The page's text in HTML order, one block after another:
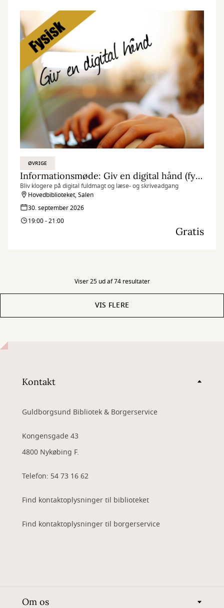
ØVRIGE
Informationsmøde: Giv en digital hånd (fysisk)
Bliv klogere på digital fuldmagt og læse- og skriveadgang
Hovedbiblioteket, Salen
30. september 2026
19:00 - 21:00
Gratis
Viser 25 ud af 74 resultater
VIS FLERE
Kontakt
Guldborgsund Bibliotek & Borgerservice
Kongensgade 43
4800 Nykøbing F.
Telefon: 54 73 16 62
Find kontaktoplysninger til biblioteket
Find kontaktoplysninger til borgerservice
Om os